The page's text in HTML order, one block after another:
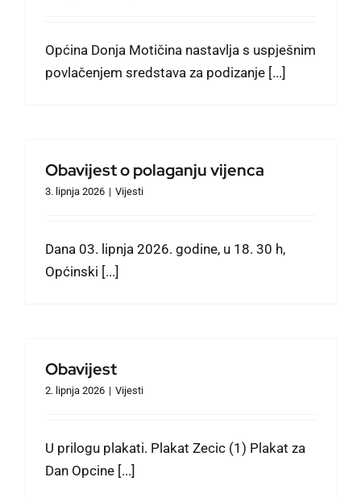
Događanja
Natječaji
Zaželi
Oglasi
Općina Donja Motičina nastavlja s uspješnim
povlačenjem sredstava za podizanje [...]
Obavijest o polaganju vijenca
3. lipnja 2026 | Vijesti
Dana 03. lipnja 2026. godine, u 18. 30 h,
Općinski [...]
Obavijest
2. lipnja 2026 | Vijesti
U prilogu plakati. Plakat Zecic (1) Plakat za
Dan Opcine [...]